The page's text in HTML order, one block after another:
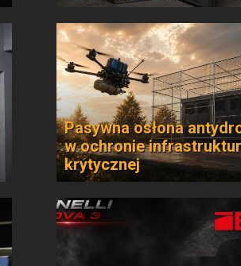
Pasywna osłona
w ochronie
krytycznej